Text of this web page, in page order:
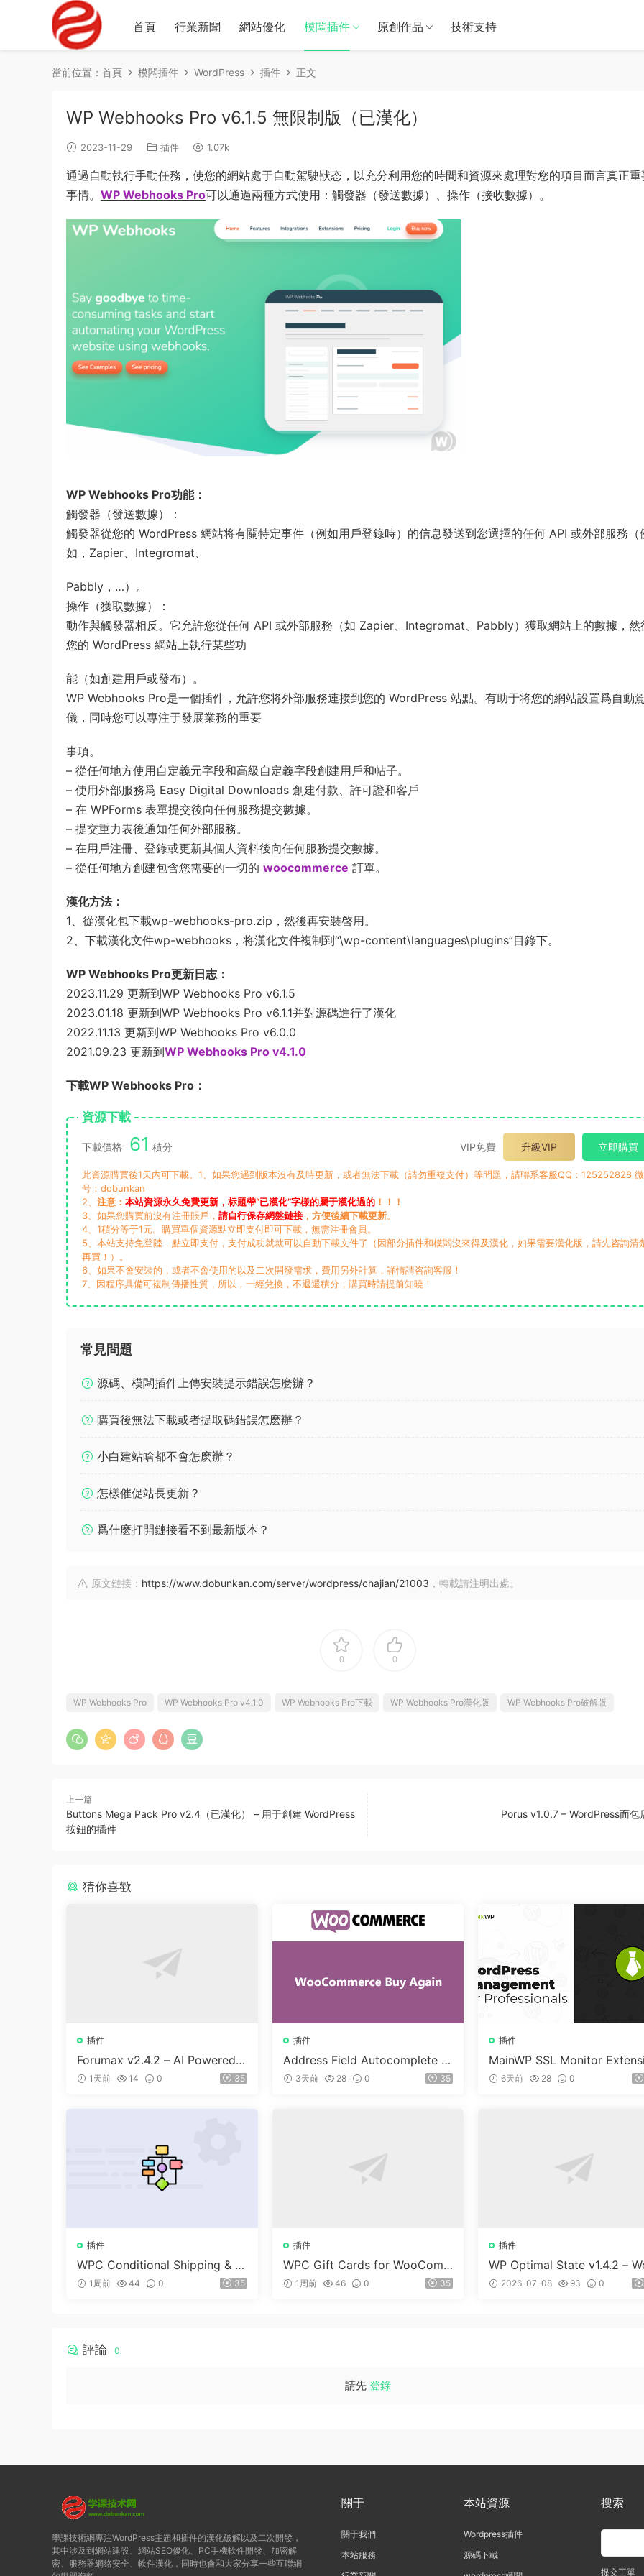
首頁 行業新聞 網站優化 模闆插件 原創作品 技術支持
當前位置： 首頁 模闆插件 WordPress 插件 正文
WP Webhooks Pro v6.1.5 無限制版（已漢化）
2023-11-29 插件 1.07k
通過自動執行手動任務，使您的網站處于自動駕駛狀态，以充分利用您的時間和資源來處理對您的項目而言真正重
事情。 WP Webhooks Pro可以通過兩種方式使用：觸發器（發送數據）、操作（接收數據）。
WP Webhooks Pro功能：
觸發器（發送數據）：
觸發器從您的 WordPress 網站将有關特定事件（例如用戶登錄時）的信息發送到您選擇的任何 API 或外部服務（
如，Zapier、Integromat、
Pabbly，…）。
操作（獲取數據）：
動作與觸發器相反。它允許您從任何 API 或外部服務（如 Zapier、Integromat、Pabbly）獲取網站上的數據，然
您的 WordPress 網站上執行某些功
能（如創建用戶或發布）。
WP Webhooks Pro是一個插件，允許您将外部服務連接到您的 WordPress 站點。有助于将您的網站設置爲自動
儀，同時您可以專注于發展業務的重要
事項。
– 從任何地方使用自定義元字段和高級自定義字段創建用戶和帖子。
– 使用外部服務爲 Easy Digital Downloads 創建付款、許可證和客戶
– 在 WPForms 表單提交後向任何服務提交數據。
– 提交重力表後通知任何外部服務。
– 在用戶注冊、登錄或更新其個人資料後向任何服務提交數據。
– 從任何地方創建包含您需要的一切的 woocommerce 訂單。
漢化方法：
1、從漢化包下載wp-webhooks-pro.zip，然後再安裝啓用。
2、下載漢化文件wp-webhooks，将漢化文件複制到“\wp-content\languages\plugins”目錄下。
WP Webhooks Pro更新日志：
2023.11.29 更新到WP Webhooks Pro v6.1.5
2023.01.18 更新到WP Webhooks Pro v6.1.1并對源碼進行了漢化
2022.11.13 更新到WP Webhooks Pro v6.0.0
2021.09.23 更新到WP Webhooks Pro v4.1.0
下載WP Webhooks Pro：
資源下載
下載價格 61 積分 VIP免費 升級VIP 立即購買
此資源購買後1天内可下載。1、如果您遇到版本沒有及時更新，或者無法下載（請勿重複支付）等問題，請聯系客服QQ：125252828
号：dobunkan
2、 注意： 本站資源永久免費更新，标題帶“已漢化”字樣的屬于漢化過的 ！！！
3、如果您購買前沒有注冊賬戶， 請自行保存網盤鏈接 ，方便後續下載更新。
4、1積分等于1元。購買單個資源點立即支付即可下載，無需注冊會員。
5、本站支持免登陸，點立即支付，支付成功就就可以自動下載文件了（因部分插件和模闆沒來得及漢化，如果需要漢化版，請先咨詢清
再買！）。
6、如果不會安裝的，或者不會使用的以及二次開發需求，費用另外計算，詳情請咨詢客服！
7、因程序具備可複制傳播性質，所以，一經兌換，不退還積分，購買時請提前知曉！
常見問題
源碼、模闆插件上傳安裝提示錯誤怎麽辦？
購買後無法下載或者提取碼錯誤怎麽辦？
小白建站啥都不會怎麽辦？
怎樣催促站長更新？
爲什麽打開鏈接看不到最新版本？
原文鏈接： https://www.dobunkan.com/server/wordpress/chajian/21003 ，轉載請注明出處。
0 0
WP Webhooks Pro WP Webhooks Pro v4.1.0 WP Webhooks Pro下載 WP Webhooks Pro漢化版 WP Webhooks Pro破解版
上一篇
Buttons Mega Pack Pro v2.4（已漢化） – 用于創建 WordPress
按鈕的插件
Porus v1.0.7 – WordPress面包
猜你喜歡
插件
Forumax v2.4.2 – AI Powered
Advanced Community Forum P
1天前 14 0 35
插件
Address Field Autocomplete F
or WooCommerce v1.3.2
3天前 28 0 35
插件
MainWP SSL Monitor
n v5.2
6天前 28 0
插件
WPC Conditional Shipping & P
ayments (Premium) v1.0.2
1周前 44 0 35
插件
WPC Gift Cards for WooCom
merce (Premium) v1.0.2
1周前 46 0 35
插件
WP Optimal State v1.4.2 –
dPress 優化、清理和安全套件
2026-07-08 93 0
評論 0
請先 登錄
學課技術網專注WordPress主題和插件的漢化破解以及二次開發，
其中涉及到網站建設、網站SEO優化、PC手機軟件開發、加密解
密、服務器網絡安全、軟件漢化，同時也會和大家分享一些互聯網
關于
關于我們
本站服務
本站資源
Wordpress插件
源碼下載
搜索
提交工單